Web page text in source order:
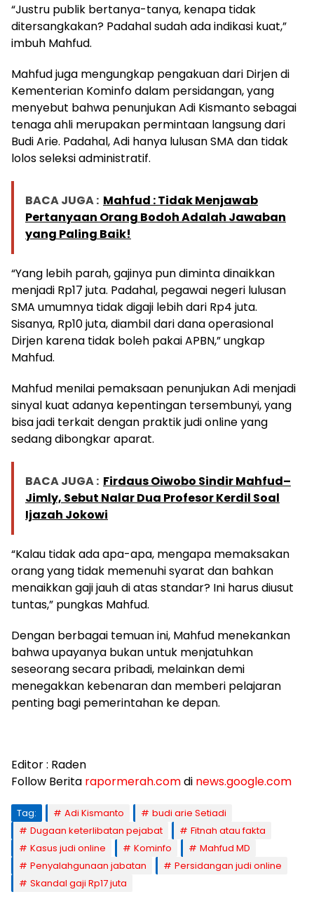
“Justru publik bertanya-tanya, kenapa tidak
ditersangkakan? Padahal sudah ada indikasi kuat,”
imbuh Mahfud.
Mahfud juga mengungkap pengakuan dari Dirjen di
Kementerian Kominfo dalam persidangan, yang
menyebut bahwa penunjukan Adi Kismanto sebagai
tenaga ahli merupakan permintaan langsung dari
Budi Arie. Padahal, Adi hanya lulusan SMA dan tidak
lolos seleksi administratif.
BACA JUGA : Mahfud : Tidak Menjawab
Pertanyaan Orang Bodoh Adalah Jawaban
yang Paling Baik!
“Yang lebih parah, gajinya pun diminta dinaikkan
menjadi Rp17 juta. Padahal, pegawai negeri lulusan
SMA umumnya tidak digaji lebih dari Rp4 juta.
Sisanya, Rp10 juta, diambil dari dana operasional
Dirjen karena tidak boleh pakai APBN,” ungkap
Mahfud.
Mahfud menilai pemaksaan penunjukan Adi menjadi
sinyal kuat adanya kepentingan tersembunyi, yang
bisa jadi terkait dengan praktik judi online yang
sedang dibongkar aparat.
BACA JUGA : Firdaus Oiwobo Sindir Mahfud–
Jimly, Sebut Nalar Dua Profesor Kerdil Soal
Ijazah Jokowi
“Kalau tidak ada apa-apa, mengapa memaksakan
orang yang tidak memenuhi syarat dan bahkan
menaikkan gaji jauh di atas standar? Ini harus diusut
tuntas,” pungkas Mahfud.
Dengan berbagai temuan ini, Mahfud menekankan
bahwa upayanya bukan untuk menjatuhkan
seseorang secara pribadi, melainkan demi
menegakkan kebenaran dan memberi pelajaran
penting bagi pemerintahan ke depan.
Editor : Raden
Follow Berita rapormerah.comdi news.google.com
Tag: Adi Kismanto
budi arie Setiadi
Dugaan keterlibatan pejabat
Fitnah atau fakta
Kasus judi online
Kominfo
Mahfud MD
Penyalahgunaan jabatan
Persidangan judi online
Skandal gaji Rp17 juta